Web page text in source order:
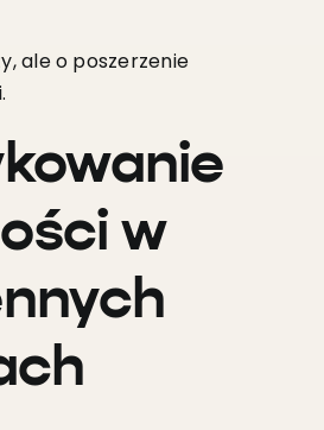
ale o poszerzenie
w